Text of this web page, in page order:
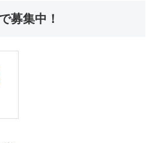
募集中！